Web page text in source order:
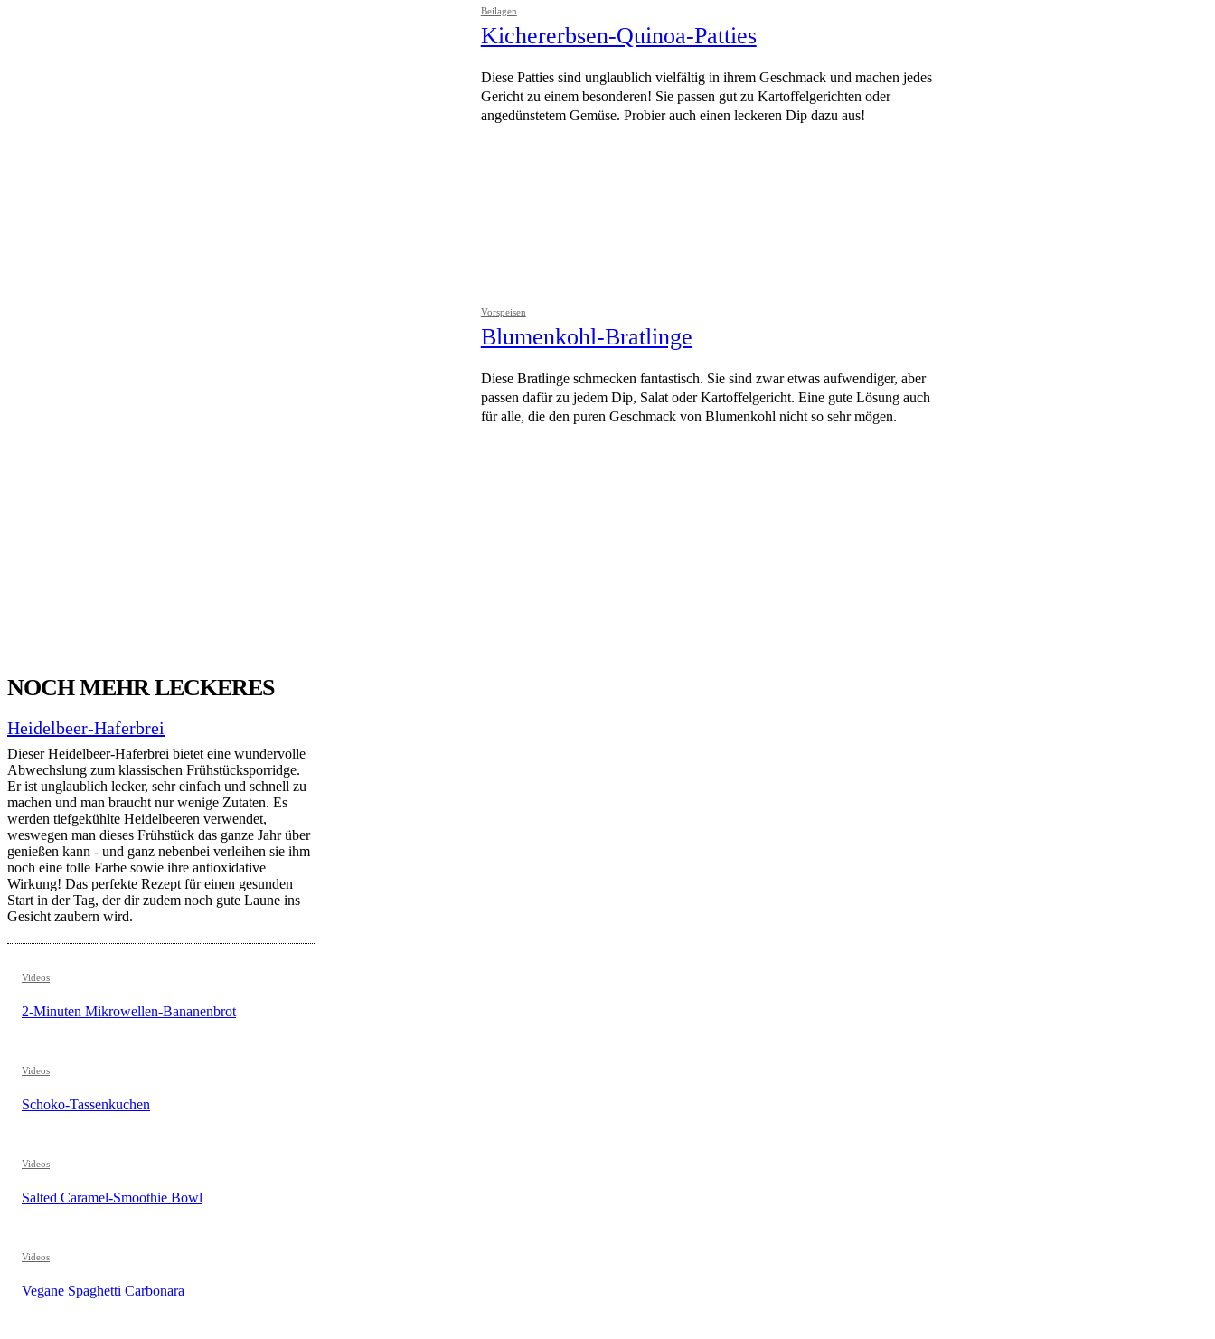
Beilagen
Kichererbsen-Quinoa-Patties
Diese Patties sind unglaublich vielfältig in ihrem Geschmack und machen jedes
Gericht zu einem besonderen! Sie passen gut zu Kartoffelgerichten oder
angedünstetem Gemüse. Probier auch einen leckeren Dip dazu aus!
Vorspeisen
Blumenkohl-Bratlinge
Diese Bratlinge schmecken fantastisch. Sie sind zwar etwas aufwendiger, aber
passen dafür zu jedem Dip, Salat oder Kartoffelgericht. Eine gute Lösung auch
für alle, die den puren Geschmack von Blumenkohl nicht so sehr mögen.
NOCH MEHR LECKERES
Heidelbeer-Haferbrei
Dieser Heidelbeer-Haferbrei bietet eine wundervolle
Abwechslung zum klassischen Frühstücksporridge.
Er ist unglaublich lecker, sehr einfach und schnell zu
machen und man braucht nur wenige Zutaten. Es
werden tiefgekühlte Heidelbeeren verwendet,
weswegen man dieses Frühstück das ganze Jahr über
genießen kann - und ganz nebenbei verleihen sie ihm
noch eine tolle Farbe sowie ihre antioxidative
Wirkung! Das perfekte Rezept für einen gesunden
Start in der Tag, der dir zudem noch gute Laune ins
Gesicht zaubern wird.
Videos
2-Minuten Mikrowellen-Bananenbrot
Videos
Schoko-Tassenkuchen
Videos
Salted Caramel-Smoothie Bowl
Videos
Vegane Spaghetti Carbonara